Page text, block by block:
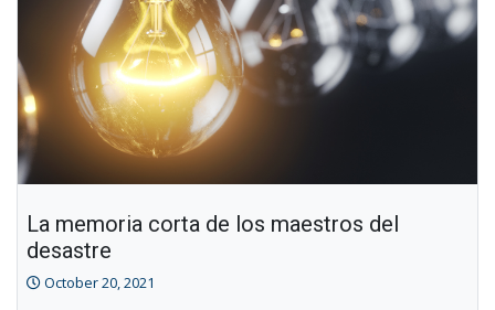
La memoria corta de los maestros del
desastre
October 20, 2021